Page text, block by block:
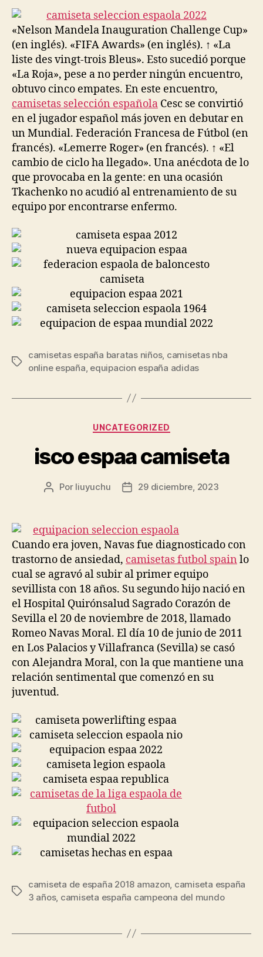
entrada
entrada
«Nelson Mandela Inauguration Challenge Cup»
(en inglés). «FIFA Awards» (en inglés). ↑ «La
liste des vingt-trois Bleus». Esto sucedió porque
«La Roja», pese a no perder ningún encuentro,
obtuvo cinco empates. En este encuentro,
camisetas selección española Cesc se convirtió
en el jugador español más joven en debutar en
un Mundial. Federación Francesa de Fútbol (en
francés). «Lemerre Roger» (en francés). ↑ «El
cambio de ciclo ha llegado». Una anécdota de lo
que provocaba en la gente: en una ocasión
Tkachenko no acudió al entrenamiento de su
equipo por encontrarse enfermo.
Etiquetas
camisetas españa baratas niños, camisetas nba
online españa, equipacion españa adidas
Categorías
UNCATEGORIZED
isco espaa camiseta
Autor
entrada
Por liuyuchu
Fecha
entrada
29 diciembre, 2023
Cuando era joven, Navas fue diagnosticado con
trastorno de ansiedad, camisetas futbol spain lo
cual se agravó al subir al primer equipo
sevillista con 18 años. Su segundo hijo nació en
el Hospital Quirónsalud Sagrado Corazón de
Sevilla el 20 de noviembre de 2018, llamado
Romeo Navas Moral. El día 10 de junio de 2011
en Los Palacios y Villafranca (Sevilla) se casó
con Alejandra Moral, con la que mantiene una
relación sentimental que comenzó en su
juventud.
Etiquetas
camiseta de españa 2018 amazon, camiseta españa
3 años, camiseta españa campeona del mundo